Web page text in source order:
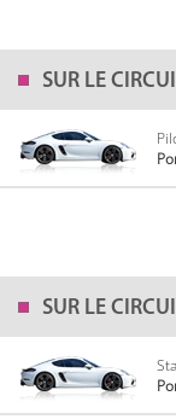
SUR LE
SUR LE